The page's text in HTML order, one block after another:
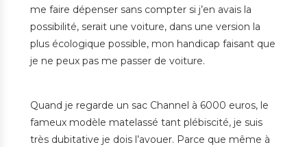
me faire dépenser sans compter si j’en avais la
possibilité, serait une voiture, dans une version la
plus écologique possible, mon handicap faisant que
je ne peux pas me passer de voiture.
Quand je regarde un sac Channel à 6000 euros, le
fameux modèle matelassé tant plébiscité, je suis
très dubitative je dois l’avouer. Parce que même à